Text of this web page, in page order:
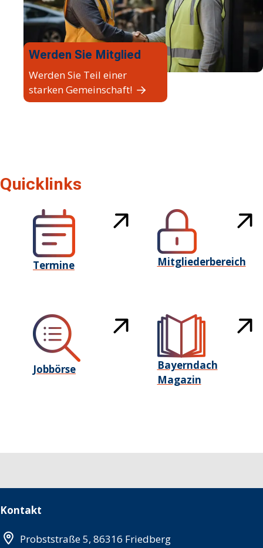
Werden Sie Mitglied
Werden Sie Teil einer
starken Gemeinschaft!
Quicklinks
Termine Mitgliederbereich
Jobbörse
Bayerndach
Magazin
Kontakt
Probststraße 5, 86316 Friedberg